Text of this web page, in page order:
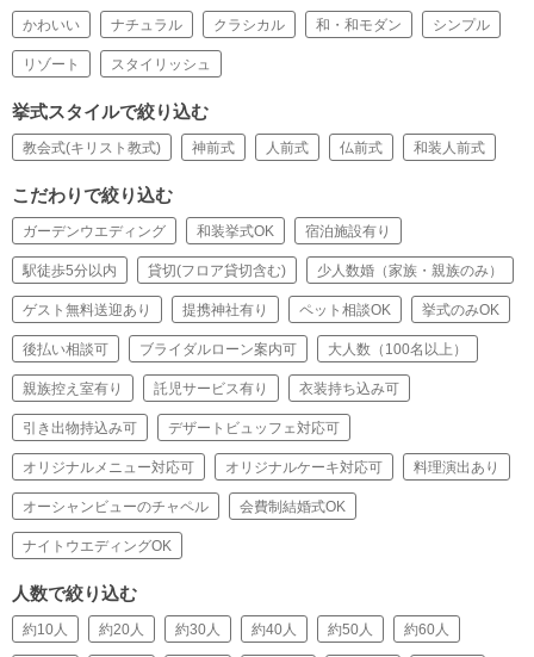
かわいい ナチュラル クラシカル 和・和モダン シンプル
リゾート スタイリッシュ
挙式スタイルで絞り込む
教会式(キリスト教式) 神前式 人前式 仏前式 和装人前式
こだわりで絞り込む
ガーデンウエディング 和装挙式OK 宿泊施設有り
駅徒歩5分以内 貸切(フロア貸切含む) 少人数婚（家族・親族のみ）
ゲスト無料送迎あり 提携神社有り ペット相談OK 挙式のみOK
後払い相談可 ブライダルローン案内可 大人数（100名以上）
親族控え室有り 託児サービス有り 衣装持ち込み可
引き出物持込み可 デザートビュッフェ対応可
オリジナルメニュー対応可 オリジナルケーキ対応可 料理演出あり
オーシャンビューのチャペル 会費制結婚式OK
ナイトウエディングOK
人数で絞り込む
約10人 約20人 約30人 約40人 約50人 約60人